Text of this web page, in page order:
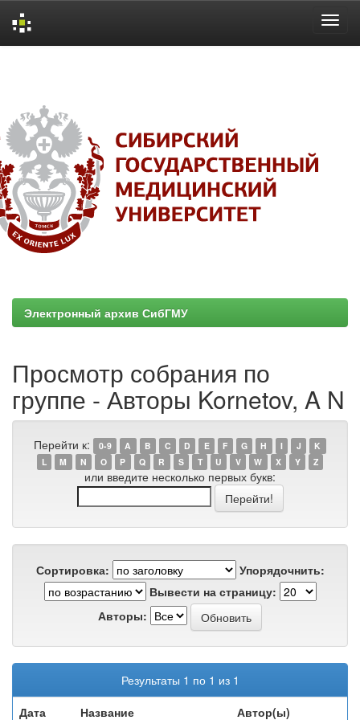
Электронный архив СибГМУ
Просмотр собрания по
группе - Авторы Kornetov, A N
Перейти к: 0-9 A B C D E F G H I J
K
L
M N O P Q R S T U V W X Y Z
или введите несколько первых букв:
Сортировка:
Упорядочнить:
Вывести на страницу:
Авторы:
Результаты 1 по 1 из 1
Дата
Название Автор(ы)